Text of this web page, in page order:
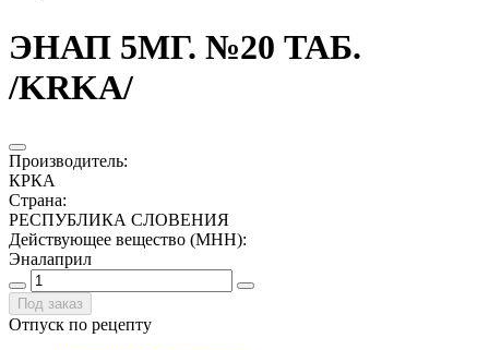
ЭНАП 5МГ. №20 ТАБ.
/KRKA/
Производитель:
КРКА
Страна:
РЕСПУБЛИКА СЛОВЕНИЯ
Действующее вещество (МНН):
Эналаприл
Под заказ
Отпуск по рецепту